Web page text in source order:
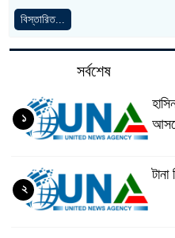
বিস্তারিত...
সর্বশেষ
১
২